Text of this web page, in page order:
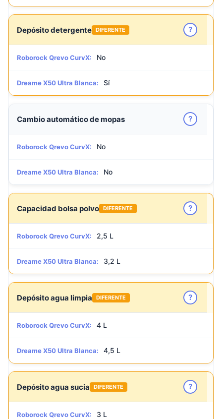
Depósito detergente DIFERENTE ?
Roborock Qrevo CurvX: No
Dreame X50 Ultra Blanca: Sí
Cambio automático de mopas ?
Roborock Qrevo CurvX: No
Dreame X50 Ultra Blanca: No
Capacidad bolsa polvo DIFERENTE ?
Roborock Qrevo CurvX: 2,5 L
Dreame X50 Ultra Blanca: 3,2 L
Depósito agua limpia DIFERENTE ?
Roborock Qrevo CurvX: 4 L
Dreame X50 Ultra Blanca: 4,5 L
Depósito agua sucia DIFERENTE ?
Roborock Qrevo CurvX: 3 L